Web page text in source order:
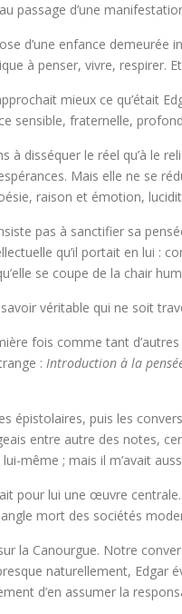
passage d’une
d’une enfance demeurée
à penser, vivre,
mieux ce qu’était
sensible, fraternelle,
à disséquer le réel qu’à le
Mais elle ne se
raison et émotion,
pas à sanctifier sa
qu’il portait en lui :
se coupe de la chair
véritable qui ne soit
fois comme tant
: Introduction à la
épistolaires, puis les
entre autre des notes,
lui-même ; mais il m’avait
pour lui une œuvre
mort des sociétés
la Canourgue. Notre
naturellement, Edgar
d’en assumer la